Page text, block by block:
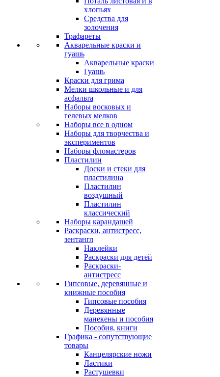
хлопьях
Средства для
золочения
Трафареты
Акварельные краски и
гуашь
Акварельные краски
Гуашь
Краски для грима
Мелки школьные и для
асфальта
Наборы восковых и
гелевых мелков
Наборы все в одном
Наборы для творчества и
экспериментов
Наборы фломастеров
Пластилин
Доски и стеки для
пластилина
Пластилин
воздушный
Пластилин
классический
Наборы карандашей
Раскраски, антистресс,
зентангл
Наклейки
Раскраски для детей
Раскраски-
антистресс
Гипсовые, деревянные и
книжные пособия
Гипсовые пособия
Деревянные
манекены и пособия
Пособия, книги
Графика - сопутствующие
товары
Канцелярские ножи
Ластики
Растушевки